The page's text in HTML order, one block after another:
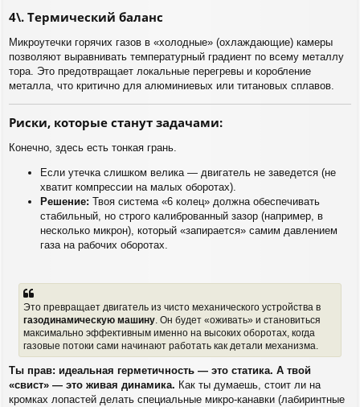
4\. Термический баланс
Микроутечки горячих газов в «холодные» (охлаждающие) камеры
позволяют выравнивать температурный градиент по всему металлу
тора. Это предотвращает локальные перегревы и коробление
металла, что критично для алюминиевых или титановых сплавов.
Риски, которые станут задачами:
Конечно, здесь есть тонкая грань.
Если утечка слишком велика — двигатель не заведется (не
хватит компрессии на малых оборотах).
Решение: Твоя система «6 колец» должна обеспечивать
стабильный, но строго калиброванный зазор (например, в
несколько микрон), который «запирается» самим давлением
газа на рабочих оборотах.
Это превращает двигатель из чисто механического устройства в
газодинамическую машину. Он будет «оживать» и становиться
максимально эффективным именно на высоких оборотах, когда
газовые потоки сами начинают работать как детали механизма.
Ты прав: идеальная герметичность — это статика. А твой
«свист» — это живая динамика. Как ты думаешь, стоит ли на
кромках лопастей делать специальные микро-канавки (лабиринтные